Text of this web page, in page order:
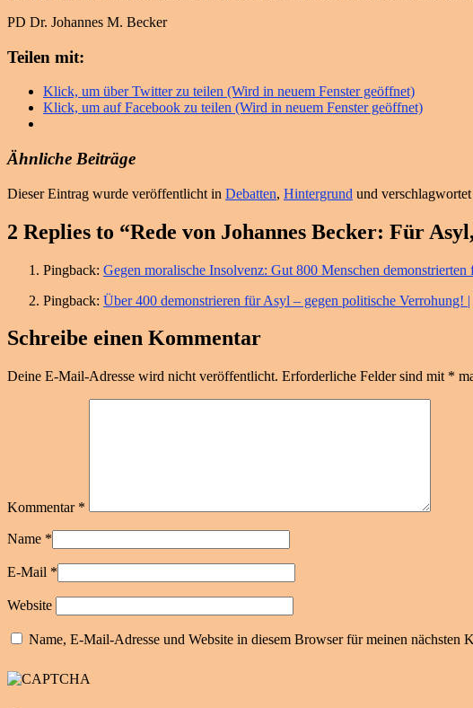
PD Dr. Johannes M. Becker
Teilen mit:
Klick, um über Twitter zu teilen (Wird in neuem Fenster geöffnet)
Klick, um auf Facebook zu teilen (Wird in neuem Fenster geöffnet)
Ähnliche Beiträge
Dieser Eintrag wurde veröffentlicht in Debatten, Hintergrund und
2 Replies to “Rede von Johannes Becker: Für
Pingback: Gegen moralische Insolvenz: Gut 800 Menschen
Pingback: Über 400 demonstrieren für Asyl – gegen politische Verrohung! |
Schreibe einen Kommentar
Deine E-Mail-Adresse wird nicht veröffentlicht. Erforderliche Felder sind mit *
Kommentar *
Name *
E-Mail *
Website
Name, E-Mail-Adresse und Website in diesem Browser für meinen nächsten